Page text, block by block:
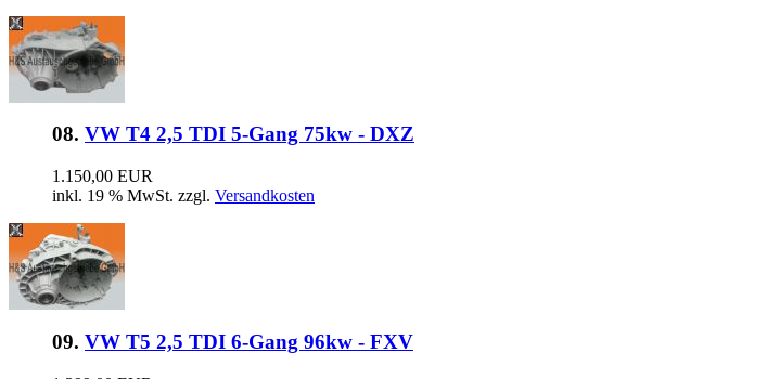
08. VW T4 2,5 TDI 5-Gang 75kw - DXZ
1.150,00 EUR
inkl. 19 % MwSt. zzgl. Versandkosten
09. VW T5 2,5 TDI 6-Gang 96kw - FXV